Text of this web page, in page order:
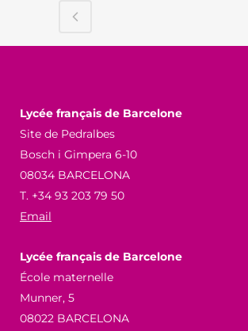
Lycée français de Barcelone
Site de Pedralbes
Bosch i Gimpera 6-10
08034 BARCELONA
T. +34 93 203 79 50
Email
Lycée français de Barcelone
École maternelle
Munner, 5
08022 BARCELONA